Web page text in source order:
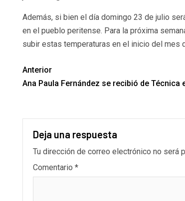
Además, si bien el día domingo 23 de julio
en el pueblo peritense. Para la próxima
subir estas temperaturas en el inicio del mes
Anterior
Ana Paula Fernández se recibió de Técnica
Deja una respuesta
Tu dirección de correo electrónico no será
Comentario *